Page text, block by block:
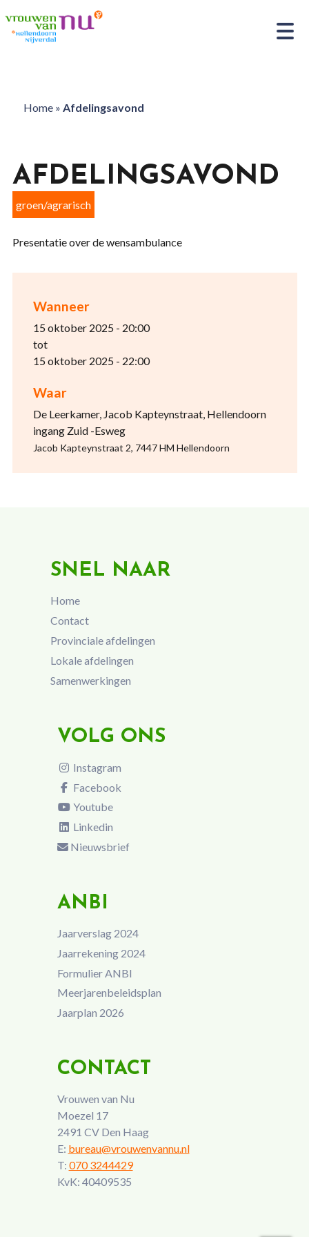
Home» Afdelingsavond
Wanneer
15 oktober 2025 - 20:00
tot
15 oktober 2025 - 22:00
Waar
De Leerkamer, Jacob Kapteynstraat, Hellendoorn
ingang Zuid -Esweg
Jacob Kapteynstraat 2, 7447 HM Hellendoorn
AFDELINGSAVOND
groen/agrarisch
Presentatie over de wensambulance
SNEL NAAR
Home
Contact
Provinciale afdelingen
Lokale afdelingen
Samenwerkingen
VOLG ONS
Instagram
Facebook
Youtube
Linkedin
Nieuwsbrief
ANBI
Jaarverslag 2024
Jaarrekening 2024
Formulier ANBI
Meerjarenbeleidsplan
Jaarplan 2026
CONTACT
Vrouwen van Nu
Moezel 17
2491 CV Den Haag
E: bureau@vrouwenvannu.nl
T: 070 3244429
KvK: 40409535